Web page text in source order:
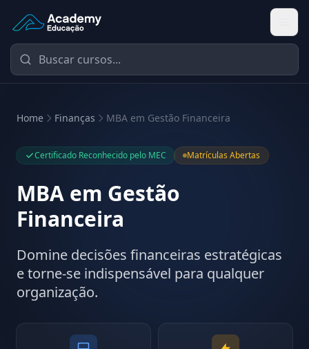
Academy Educação — Página Inicial
Home Finanças MBA em Gestão Financeira
Certificado Reconhecido pelo MEC Matrículas Abertas
MBA em Gestão
Financeira
Domine decisões financeiras estratégicas
e torne-se indispensável para qualquer
organização.